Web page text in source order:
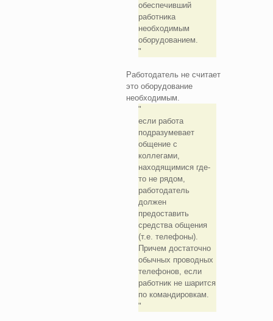
обеспечивший
работника
необходимым
оборудованием.
Работодатель не считает
это оборудование
необходимым.
если работа
подразумевает
общение с
коллегами,
находящимися где-
то не рядом,
работодатель
должен
предоставить
средства общения
(т.е. телефоны).
Причем достаточно
обычных проводных
телефонов, если
работник не шарится
по командировкам.